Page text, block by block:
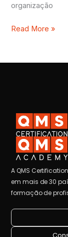
organização
Read More »
A QMS
em mais de 30
formação de